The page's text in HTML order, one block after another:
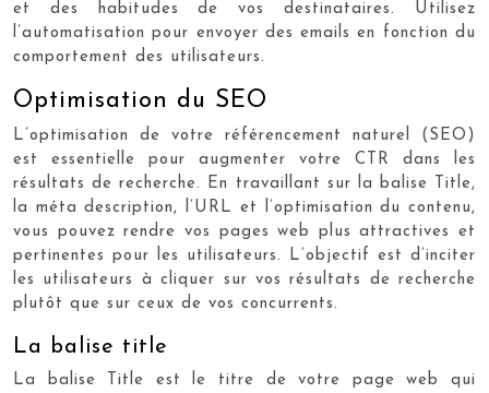
et des habitudes de vos destinataires. Utilisez
l’automatisation pour envoyer des emails en fonction du
comportement des utilisateurs.
Optimisation du SEO
L’optimisation de votre référencement naturel (SEO)
est essentielle pour augmenter votre CTR dans les
résultats de recherche. En travaillant sur la balise Title,
la méta description, l’URL et l’optimisation du contenu,
vous pouvez rendre vos pages web plus attractives et
pertinentes pour les utilisateurs. L’objectif est d’inciter
les utilisateurs à cliquer sur vos résultats de recherche
plutôt que sur ceux de vos concurrents.
La balise title
La balise Title est le titre de votre page web qui